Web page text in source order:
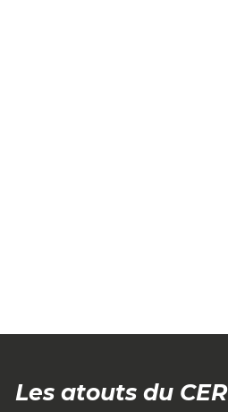
Les atouts du CER